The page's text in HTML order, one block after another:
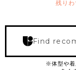
残り
Find